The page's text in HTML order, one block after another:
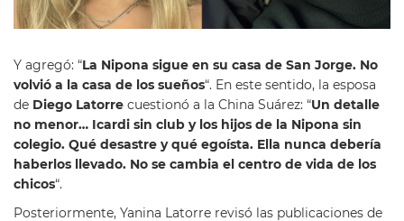
Y agregó: “La Nipona sigue en su casa de San Jorge. No
volvió a la casa de los sueños“. En este sentido, la esposa
de Diego Latorre cuestionó a la China Suárez: “Un detalle
no menor… Icardi sin club y los hijos de la Nipona sin
colegio. Qué desastre y qué egoísta. Ella nunca debería
haberlos llevado. No se cambia el centro de vida de los
chicos“.
Posteriormente, Yanina Latorre revisó las publicaciones de